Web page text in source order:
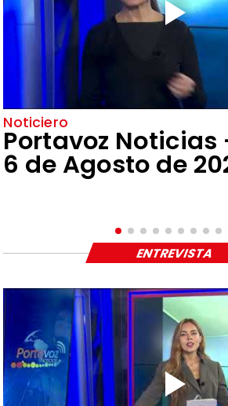
Noticiero
Portavoz Noticias
6 de Agosto de
ENTREVISTA